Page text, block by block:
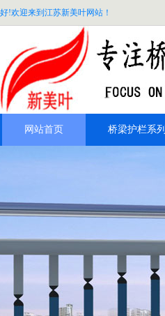
好!欢迎来到江苏新美叶网站！
网站首页 桥梁护栏系列